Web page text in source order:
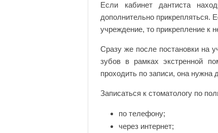
Если кабинет дантиста
дополнительно прикрепляться.
учреждение, то прикрепление к
Сразу же после постановки на
зубов в рамках экстренной
проходить по записи, она нужна
Записаться к стоматологу по
по телефону;
через интернет;